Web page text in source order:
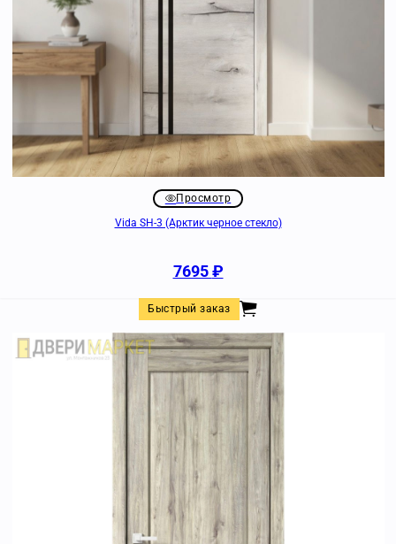
Просмотр
Vida SH-3 (Арктик черное стекло)
7695₽
Быстрый заказ